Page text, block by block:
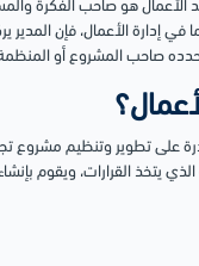
الأعمال هو صاحب الفكرة
إدارة الأعمال، فإن المدير
صاحب المشروع أو
على تطوير وتنظيم
يتخذ القرارات، ويقوم